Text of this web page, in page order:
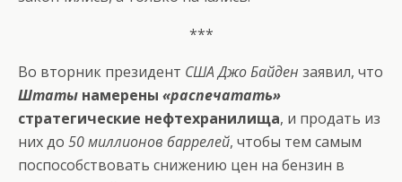
***
Во вторник президент США Джо Байден заявил, что
Штаты намерены «распечатать»
стратегические нефтехранилища, и продать из
них до 50 миллионов баррелей, чтобы тем самым
поспособствовать снижению цен на бензин в